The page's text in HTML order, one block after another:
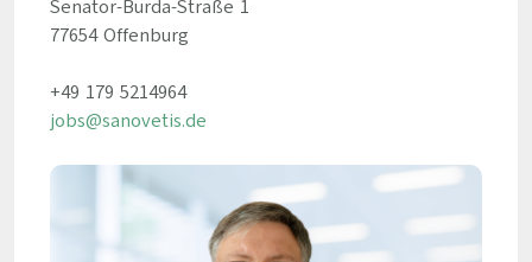
Senator-Burda-Straße 1
77654 Offenburg
+49 179 5214964
jobs@sanovetis.de